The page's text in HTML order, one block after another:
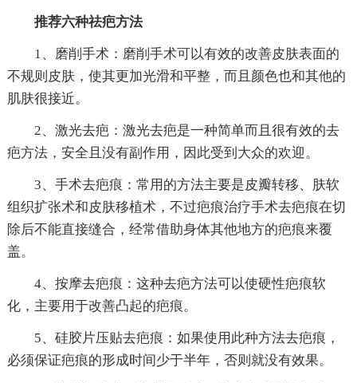
推荐六种祛疤方法
1、磨削手术：磨削手术可以有效的改善皮肤表面的
不规则皮肤，使其更加光滑和平整，而且颜色也和其他的
肌肤很接近。
2、激光去疤：激光去疤是一种简单而且很有效的去
疤方法，安全且没有副作用，因此受到大众的欢迎。
3、手术去疤痕：常用的方法主要是皮瓣转移、肤软
组织扩张术和皮肤移植术，不过疤痕治疗手术去疤痕在切
除后不能直接缝合，经常借助身体其他地方的疤痕来覆
盖。
4、按摩去疤痕：这种去疤方法可以使硬性疤痕软
化，主要用于改善凸起的疤痕。
5、硅胶片压贴去疤痕：如果使用此种方法去疤痕，
必须保证疤痕的形成时间少于半年，否则就没有效果。